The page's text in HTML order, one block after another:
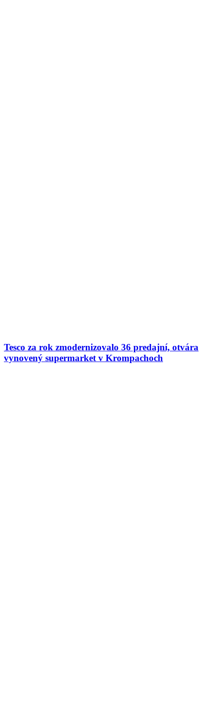
Tesco za rok zmodernizovalo 36 predajní, otvára
vynovený supermarket v Krompachoch